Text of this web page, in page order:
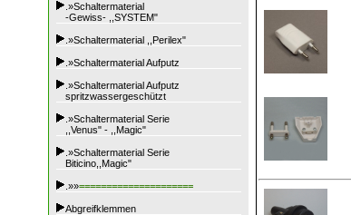
.»Schaltermaterial
-Gewiss- ,,SYSTEM"
.»Schaltermaterial ,,Perilex"
.»Schaltermaterial Aufputz
.»Schaltermaterial Aufputz
spritzwassergeschützt
.»Schaltermaterial Serie
,,Venus" - ,,Magic"
.»Schaltermaterial Serie
Biticino,,Magic"
.»»=====================
Abgreifklemmen